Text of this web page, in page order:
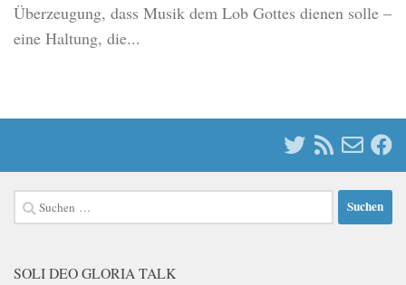
Überzeugung, dass Musik dem Lob Gottes dienen solle –
eine Haltung, die...
Suchen
nach:
SOLI DEO GLORIA TALK